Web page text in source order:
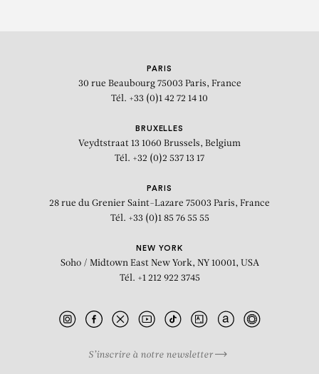
PARIS
30 rue Beaubourg 75003 Paris, France
Tél. +33 (0)1 42 72 14 10
BRUXELLES
Veydtstraat 13 1060 Brussels, Belgium
Tél. +32 (0)2 537 13 17
PARIS
28 rue du Grenier Saint-Lazare 75003 Paris, France
Tél. +33 (0)1 85 76 55 55
NEW YORK
Soho / Midtown East New York, NY 10001, USA
Tél. +1 212 922 3745
S’inscrire à notre newsletter